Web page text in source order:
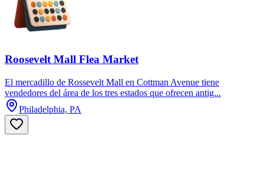
Roosevelt Mall Flea Market
El mercadillo de Rossevelt Mall en Cottman Avenue tiene
vendedores del área de los tres estados que ofrecen antig...
Philadelphia, PA